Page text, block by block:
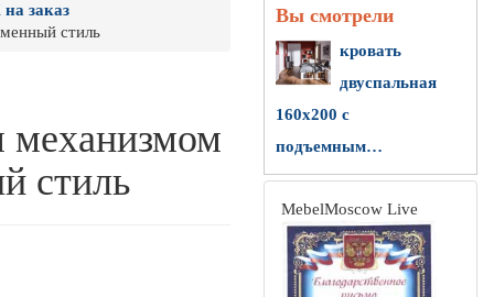
заказ
стиль
механизмом
стиль
Вы смотрели
кровать
двуспальная
160х200 с
подъемным…
MebelMoscow Live